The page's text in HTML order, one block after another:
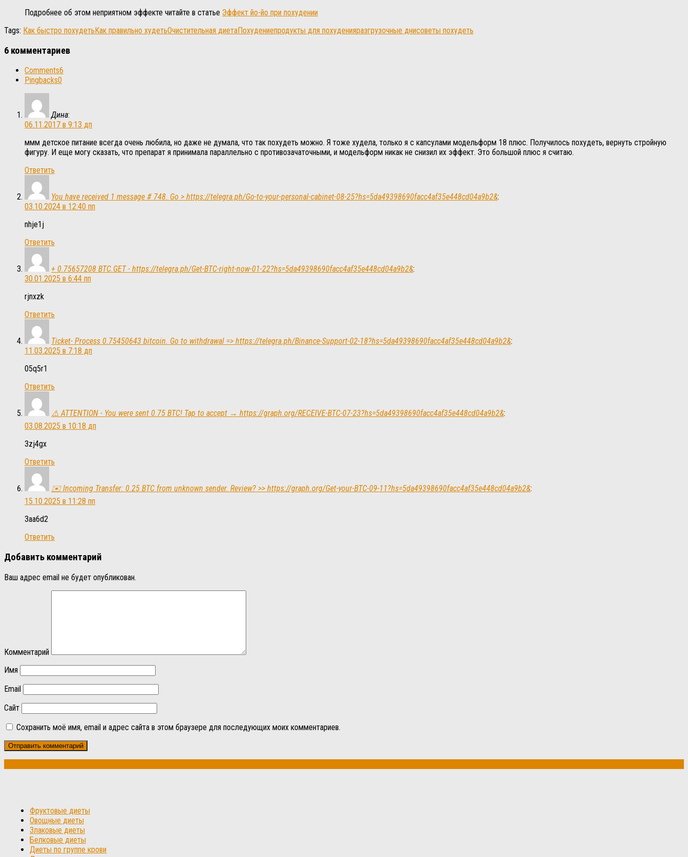
Подробнее об этом неприятном эффекте читайте в статье Эффект йо-йо при похудении
Tags: Как быстро похудетьКак правильно худетьОчистительная диетаПохудениепродукты для похуденияразгрузочные днисоветы похудеть
6 комментариев
Comments6
Pingbacks0
Дина:
06.11.2017 в 9:13 дп
ммм детское питание всегда очень любила, но даже не думала, что так похудеть можно. Я тоже худела, только я с капсулами модельформ 18 плюс. Получилось похудеть, вернуть стройную
фигуру. И еще могу сказать, что препарат я принимала параллельно с противозачаточными, и модельформ никак не снизил их эффект. Это большой плюс я считаю.
Ответить
You have received 1 message # 748. Go > https://telegra.ph/Go-to-your-personal-cabinet-08-25?hs=5da49398690facc4af35e448cd04a9b2&:
03.10.2024 в 12:40 пп
nhje1j
Ответить
+ 0.75657208 BTC.GET - https://telegra.ph/Get-BTC-right-now-01-22?hs=5da49398690facc4af35e448cd04a9b2&:
30.01.2025 в 6:44 пп
rjnxzk
Ответить
Ticket- Process 0.75450643 bitcoin. Go to withdrawal => https://telegra.ph/Binance-Support-02-18?hs=5da49398690facc4af35e448cd04a9b2&:
11.03.2025 в 7:18 дп
05q5r1
Ответить
⚠️ ATTENTION - You were sent 0.75 BTC! Tap to accept → https://graph.org/RECEIVE-BTC-07-23?hs=5da49398690facc4af35e448cd04a9b2&:
03.08.2025 в 10:18 дп
3zj4gx
Ответить
✉️ Incoming Transfer: 0.25 BTC from unknown sender. Review? >> https://graph.org/Get-your-BTC-09-11?hs=5da49398690facc4af35e448cd04a9b2&:
15.10.2025 в 11:28 пп
3aa6d2
Ответить
Добавить комментарий
Ваш адрес email не будет опубликован.
Комментарий
Имя
Email
Сайт
Сохранить моё имя, email и адрес сайта в этом браузере для последующих моих комментариев.
Фруктовые диеты
Овощные диеты
Злаковые диеты
Белковые диеты
Диеты по группе крови